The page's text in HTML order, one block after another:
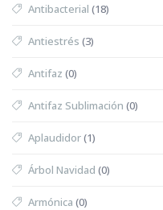
Antibacterial (18)
Antiestrés (3)
Antifaz (0)
Antifaz Sublimación (0)
Aplaudidor(1)
Árbol Navidad (0)
Armónica (0)